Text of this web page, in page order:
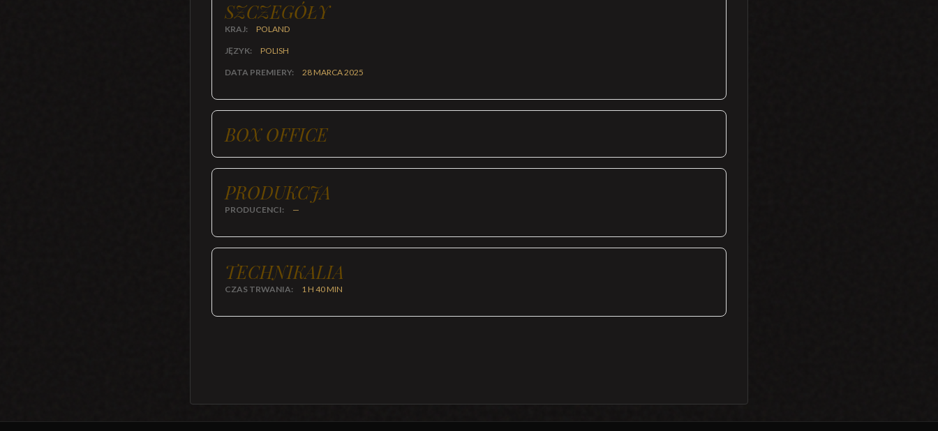
SZCZEGÓŁY
KRAJ: POLAND
JĘZYK: POLISH
DATA PREMIERY: 28 MARCA 2025
BOX OFFICE
PRODUKCJA
PRODUCENCI: —
TECHNIKALIA
CZAS TRWANIA: 1 H 40 MIN